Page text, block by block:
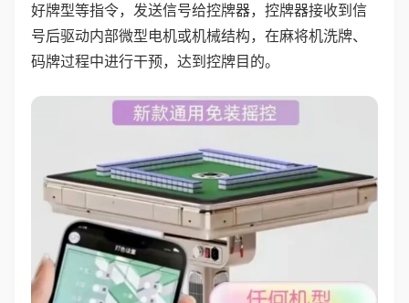
好牌型等指令，发送信号给控牌器，控牌器接收到信
号后驱动内部微型电机或机械结构，在麻将机洗牌、
码牌过程中进行干预，达到控牌目的。